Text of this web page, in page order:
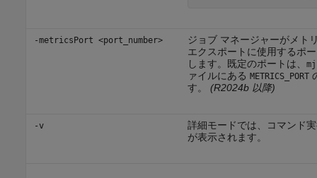
-metricsPort <port_number>
ジョブ マネージャーがメト
エクスポートに使用するポ
します。既定のポートは、
ァイルにある METRICS_PORT
す。
(R2024b 以降)
-v
詳細モードでは、コマンド
が表示されます。